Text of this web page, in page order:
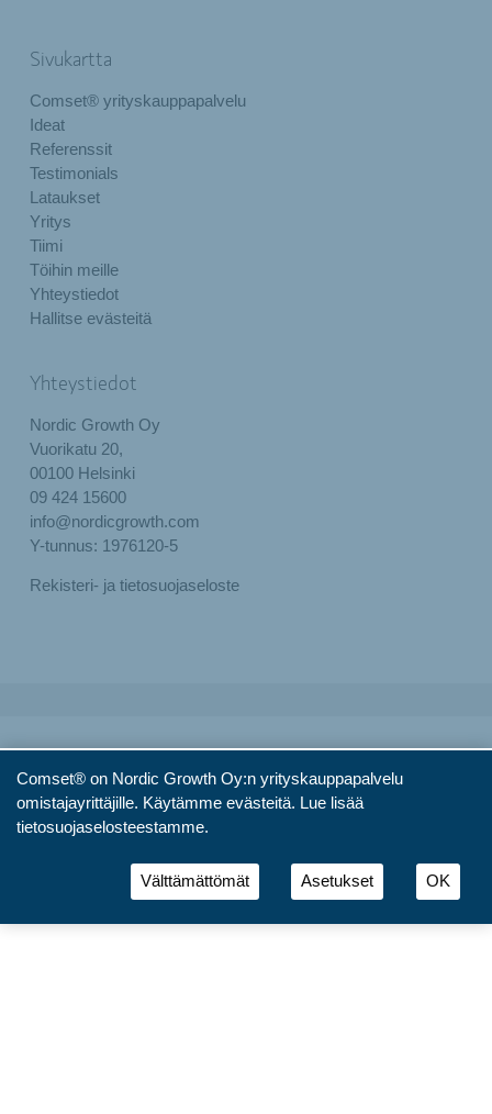
Comset® on Nordic Growth Oy:n yrityskauppapalvelu
omistajayrittäjille. Käytämme evästeitä. Lue lisää
tietosuojaselosteestamme.
Välttämättömät Asetukset OK
Sivukartta
Comset® yrityskauppapalvelu
Ideat
Referenssit
Testimonials
Lataukset
Yritys
Tiimi
Töihin meille
Yhteystiedot
Hallitse evästeitä
Yhteystiedot
Nordic Growth Oy
Vuorikatu 20,
00100 Helsinki
09 424 15600
info@nordicgrowth.com
Y-tunnus: 1976120-5
Rekisteri- ja tietosuojaseloste